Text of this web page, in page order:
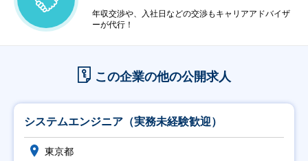
年収交渉や、入社日などの交渉もキャリアアドバイザ
ーが代行！
この企業の他の公開求人
システムエンジニア（実務未経験歓迎）
東京都